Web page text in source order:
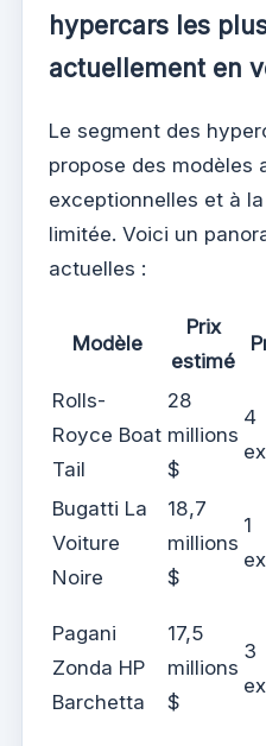
hypercars les
actuellement en
Le segment des
propose des modèles
exceptionnelles et à
limitée. Voici un
actuelles :
Modèle
Prix
estimé
Rolls-
Royce Boat
Tail
28
millions
$
4
Bugatti La
Voiture
Noire
18,7
millions
$
1
Pagani
Zonda HP
Barchetta
17,5
millions
$
3